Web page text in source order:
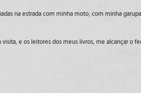
na estrada com minha moto, com minha
e os leitores dos meus livros, me alcançar o